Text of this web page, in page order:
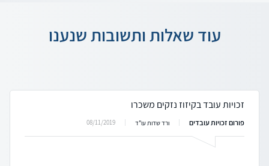
עוד שאלות ותשובות שנענו
זכויות עובד בקיזוז נזקים משכרו
פורום זכויות עובדים ורד שדות עו"ד 08/11/2019